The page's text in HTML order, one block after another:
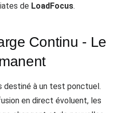
de LoadFocus.
Continu - Le
destiné à un test ponctuel.
en direct évoluent, les